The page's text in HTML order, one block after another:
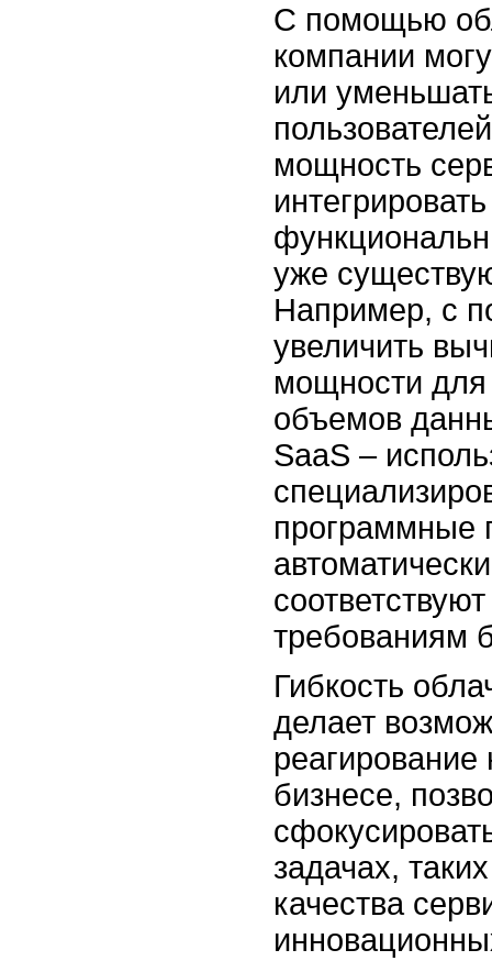
С помощью
компании
или
мощность
уже
Например, с
увеличить
мощности
объемов
SaaS –
программные
требованиям
Гибкость
делает
бизнесе,
задачах,
качества